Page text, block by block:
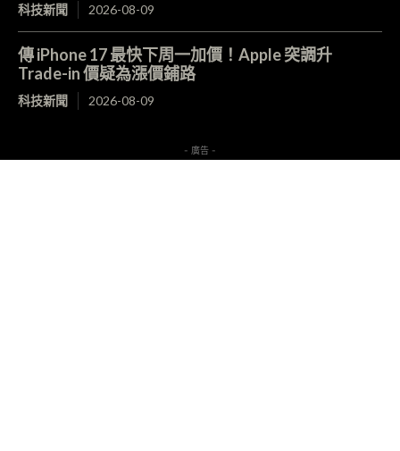
科技新聞 2026-08-09
傳 iPhone 17 最快下周一加價！Apple 突調升
Trade-in 價疑為漲價鋪路
科技新聞 2026-08-09
- 廣告 -